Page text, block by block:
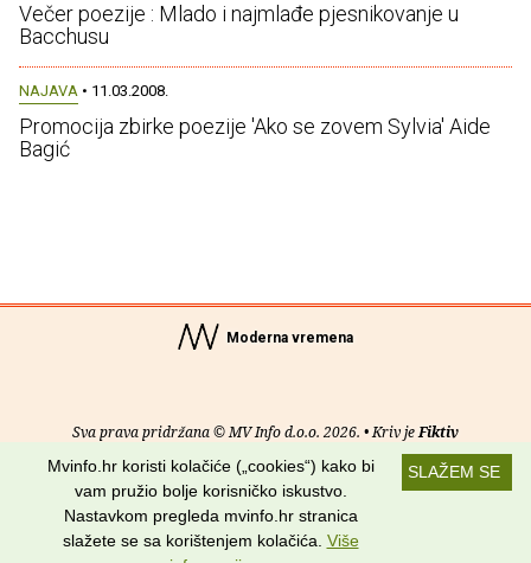
Večer poezije : Mlado i najmlađe pjesnikovanje u
Bacchusu
NAJAVA • 11.03.2008.
Promocija zbirke poezije 'Ako se zovem Sylvia' Aide
Bagić
Moderna vremena
Sva prava pridržana © MV Info d.o.o. 2026. • Kriv jeFiktiv
O nama• Pomoć• Uvjeti korištenja•RSS kanali
Potraži nas na:
SLAŽEM SE
Mvinfo.hr koristi kolačiće („cookies“) kako bi
vam pružio bolje korisničko iskustvo.
Nastavkom pregleda mvinfo.hr stranica
slažete se sa korištenjem kolačića. Više